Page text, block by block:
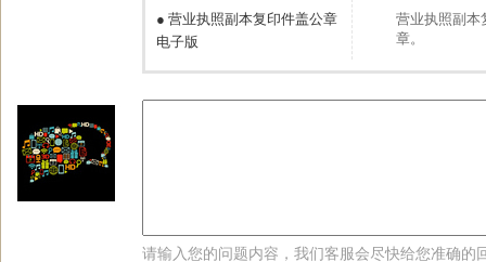
● 营业执照副本复印件盖公章
电子版
营业执照副本
章。
请输入您的问题内容，我们客服会尽快给您准确的